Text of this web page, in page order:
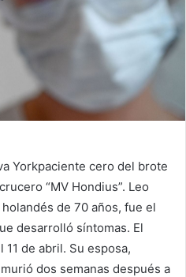
Yorkpaciente cero del brote
“MV Hondius”. Leo
de 70 años, fue el
desarrolló síntomas. El
de abril. Su esposa,
dos semanas después a